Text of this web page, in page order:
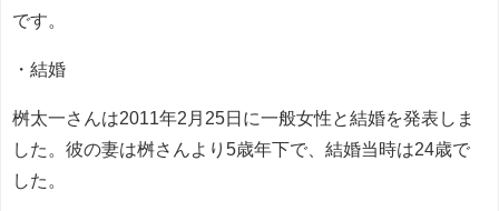
です。
・結婚
桝太一さんは2011年2月25日に一般女性と結婚を発表しま
した。彼の妻は桝さんより5歳年下で、結婚当時は24歳で
した。